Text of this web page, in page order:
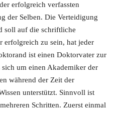
erfolgreich verfassten
der Selben. Die Verteidigung
soll auf die schriftliche
erfolgreich zu sein, hat jeder
ist einen Doktorvater zur
sich um einen Akademiker der
während der Zeit der
unterstützt. Sinnvoll ist
Schritten. Zuerst einmal